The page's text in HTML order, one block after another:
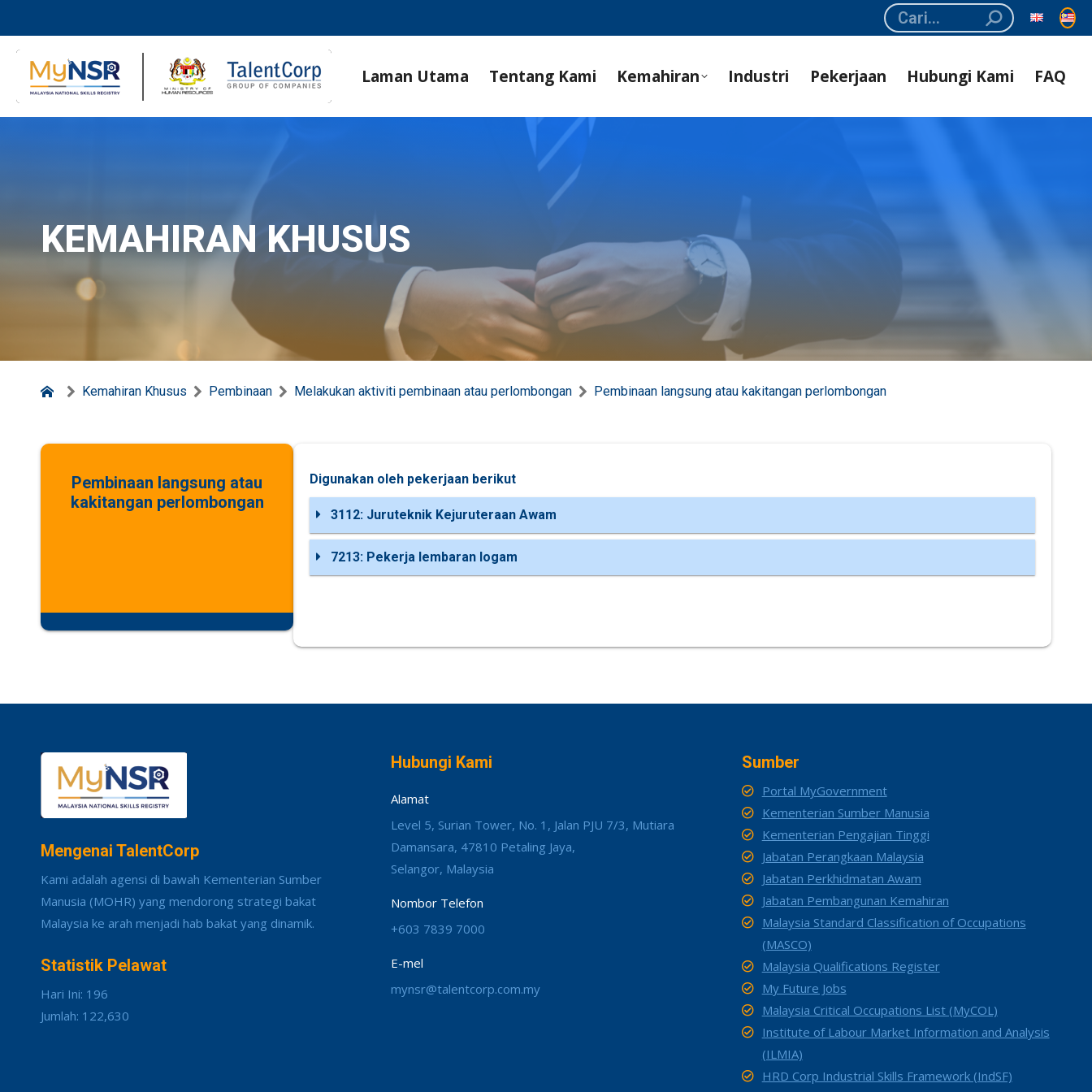
Search:
Laman Utama Tentang Kami Kemahiran Industri Pekerjaan Hubungi Kami FAQ
KEMAHIRAN KHUSUS
Kemahiran Khusus Pembinaan Melakukan aktiviti pembinaan atau perlombongan Pembinaan langsung atau kakitangan perlombongan
Pembinaan langsung atau
kakitangan perlombongan
Digunakan oleh pekerjaan berikut
3112: Juruteknik Kejuruteraan Awam
7213: Pekerja lembaran logam
Mengenai TalentCorp
Kami adalah agensi di bawah Kementerian Sumber
Manusia (MOHR) yang mendorong strategi bakat
Malaysia ke arah menjadi hab bakat yang dinamik.
Statistik Pelawat
Hari Ini: 196
Jumlah: 122,630
Hubungi Kami
Alamat
Level 5, Surian Tower, No. 1, Jalan PJU 7/3, Mutiara
Damansara, 47810 Petaling Jaya,
Selangor, Malaysia
Nombor Telefon
+603 7839 7000
E-mel
mynsr@talentcorp.com.my
Sumber
Portal MyGovernment
Kementerian Sumber Manusia
Kementerian Pengajian Tinggi
Jabatan Perangkaan Malaysia
Jabatan Perkhidmatan Awam
Jabatan Pembangunan Kemahiran
Malaysia Standard Classification of Occupations
(MASCO)
Malaysia Qualifications Register
My Future Jobs
Malaysia Critical Occupations List (MyCOL)
Institute of Labour Market Information and Analysis
(ILMIA)
HRD Corp Industrial Skills Framework (IndSF)